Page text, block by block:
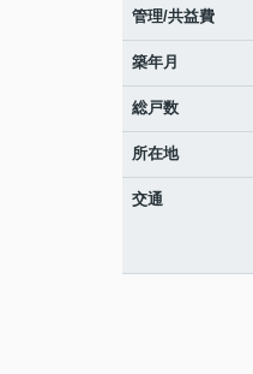
管理/共益費
築年月
総戸数
所在地
交通